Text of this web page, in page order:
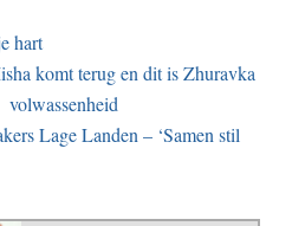
hart
komt terug en dit is Zhuravka
Lage Landen – ‘Samen stil